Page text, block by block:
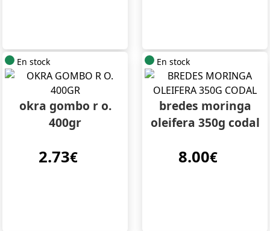
En stock
okra gombo r o.
400gr
2.73€
En stock
bredes moringa
oleifera 350g codal
8.00€